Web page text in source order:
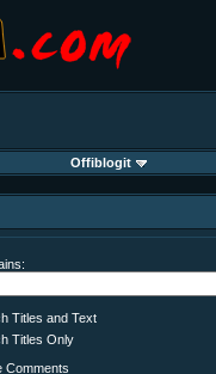
Offiblogit
Titles and Text
Titles Only
Comments